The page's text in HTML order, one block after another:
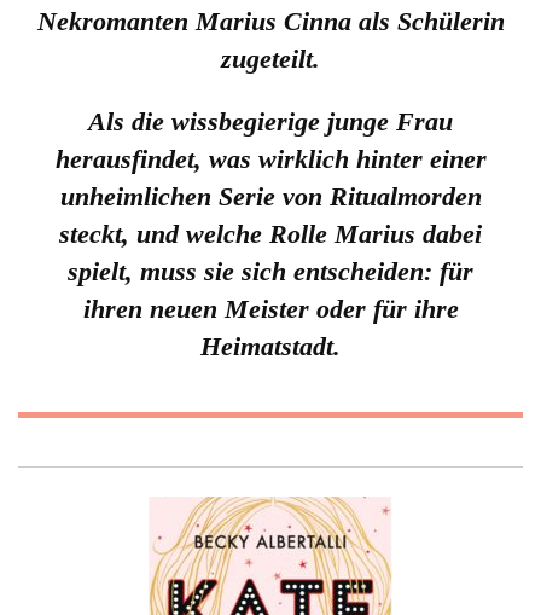
Nekromanten Marius Cinna als Schülerin
zugeteilt.
Als die wissbegierige junge Frau
herausfindet, was wirklich hinter einer
unheimlichen Serie von Ritualmorden
steckt, und welche Rolle Marius dabei
spielt, muss sie sich entscheiden: für
ihren neuen Meister oder für ihre
Heimatstadt.